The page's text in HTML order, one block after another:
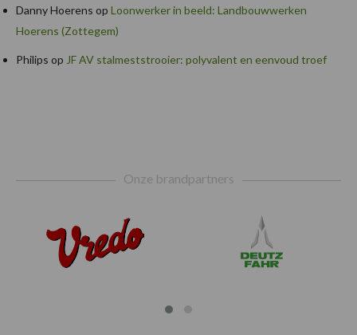
Danny Hoerens op Loonwerker in beeld: Landbouwwerken
Hoerens (Zottegem)
Philips op JF AV stalmeststrooier: polyvalent en eenvoud troef
Onze brandpartners